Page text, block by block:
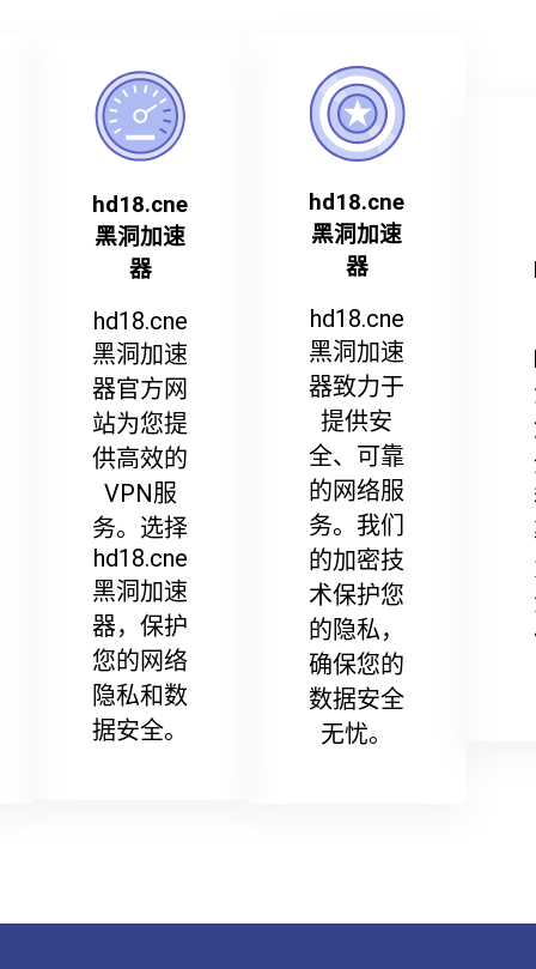
hd18.cne
黑洞加速
器
hd18.cne
黑洞加速
器官方网
站为您提
供高效的
VPN服
务。选择
hd18.cne
黑洞加速
器，保护
您的网络
隐私和数
据安全。
hd18.cne
黑洞加速
器
hd18.cne
黑洞加速
器致力于
提供安
全、可靠
的网络服
务。我们
的加密技
术保护您
的隐私，
确保您的
数据安全
无忧。